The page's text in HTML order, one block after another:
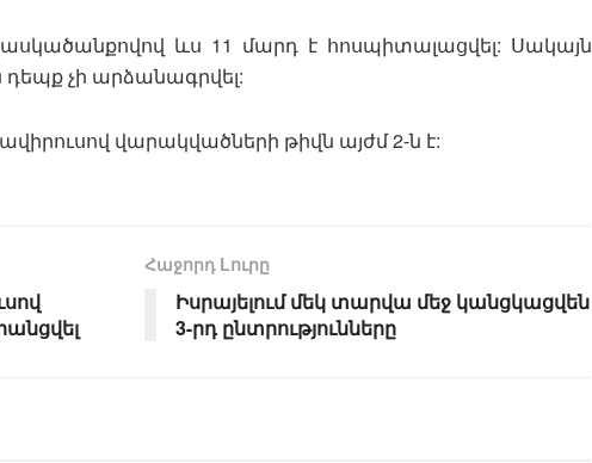
ևս 11 մարդ է հոսպիտալացվել: Սակայն
չի արձանագրվել:
վարակվածների թիվն այժմ 2-ն է:
Հաջորդ Lուրը
Իսրայելում մեկ տարվա մեջ կանցկացվեն
3-րդ ընտրությունները